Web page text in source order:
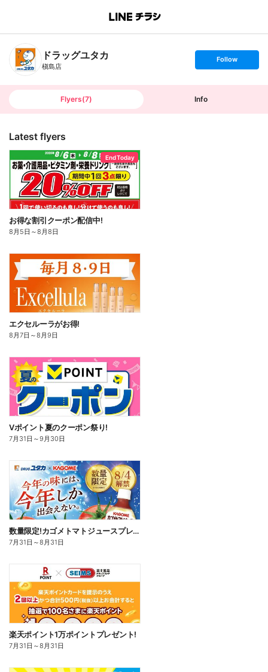
B
n
T
ドラッグユタカ
槇島店
s
t
o
Follow
Flyers(7) Info
Latest flyers
End Today
お得な割引クーポン配信中!
8月5日 ～8月8日
エクセルーラがお得!
8月7日 ～8月9日
Vポイント夏のクーポン祭り!
7月31日 ～9月30日
数量限定!カゴメトマトジュースプレミアアム
7月31日 ～8月31日
楽天ポイント1万ポイントプレゼント!
7月31日 ～8月31日